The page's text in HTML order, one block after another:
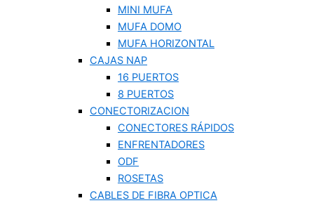
MINI MUFA
MUFA DOMO
MUFA HORIZONTAL
CAJAS NAP
16 PUERTOS
8 PUERTOS
CONECTORIZACION
CONECTORES RÁPIDOS
ENFRENTADORES
ODF
ROSETAS
CABLES DE FIBRA OPTICA